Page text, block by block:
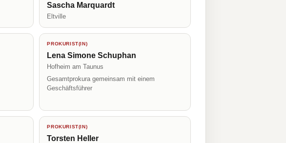
Sascha Marquardt
Eltville
PROKURIST(IN)
Lena Simone Schuphan
Hofheim am Taunus
Gesamtprokura gemeinsam mit einem
Geschäftsführer
PROKURIST(IN)
Torsten Heller